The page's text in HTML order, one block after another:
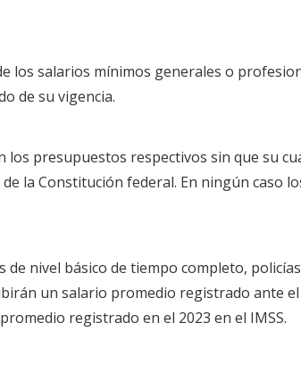
los salarios mínimos generales o
de su vigencia.
los presupuestos respectivos sin que su
la Constitución federal. En ningún
de nivel básico de tiempo completo,
un salario promedio registrado ante
registrado en el 2023 en el IMSS.